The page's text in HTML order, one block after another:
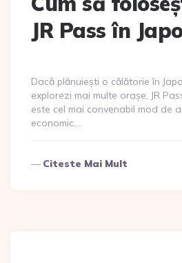
JR Pass în
Dacă plănuiești o călătorie în
explorezi mai multe orașe, JR
este cel mai convenabil mod de
economic….
Citeste Mai Mult